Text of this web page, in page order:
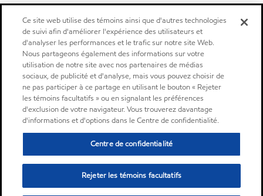
Ce site web utilise des témoins ainsi que d'autres technologies
de suivi afin d'améliorer l'expérience des utilisateurs et
d'analyser les performances et le trafic sur notre site Web.
Nous partageons également des informations sur votre
utilisation de notre site avec nos partenaires de médias
sociaux, de publicité et d'analyse, mais vous pouvez choisir de
ne pas participer à ce partage en utilisant le bouton « Rejeter
les témoins facultatifs » ou en signalant les préférences
d'exclusion de votre navigateur. Vous trouverez davantage
d'informations et d'options dans le Centre de confidentialité.
Centre de confidentialité
Rejeter les témoins facultatifs